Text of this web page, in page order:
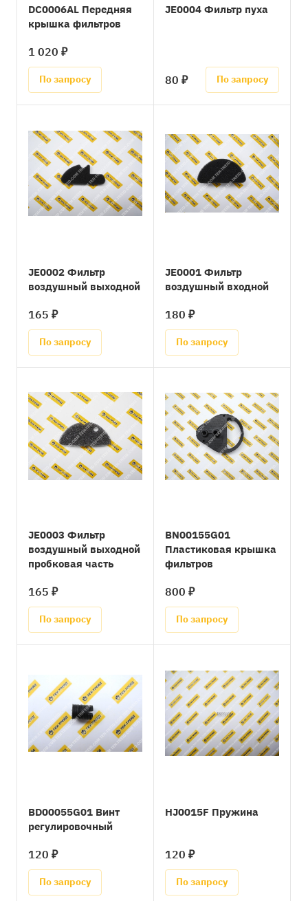
DC0006AL Передняя
крышка фильтров
1 020 ₽
По запросу
JE0004 Фильтр пуха
80 ₽ По запросу
JE0002 Фильтр
воздушный выходной
165 ₽
По запросу
JE0001 Фильтр
воздушный входной
180 ₽
По запросу
JE0003 Фильтр
воздушный выходной
пробковая часть
165 ₽
По запросу
BN00155G01
Пластиковая крышка
фильтров
800 ₽
По запросу
BD00055G01 Винт
регулировочный
120 ₽
По запросу
HJ0015F Пружина
120 ₽
По запросу